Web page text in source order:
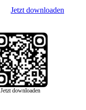
Jetzt downloaden
Jetzt downloaden